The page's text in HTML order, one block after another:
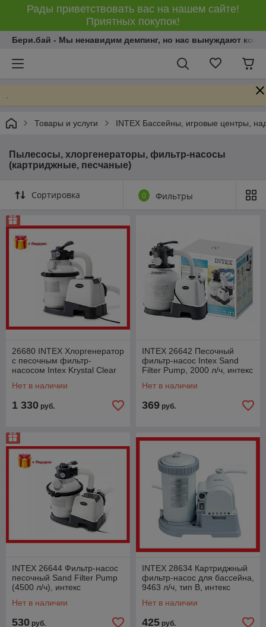
Рады приветствовать вас на нашем сайте!
Приятных покупок!
Бери.бай - Мы ненавидим демпинг, но нас вынуждают
Товары и услуги INTEX Бассейны, игровые центры,
Пылесосы, хлоргенераторы, фильтр-насосы
(картриджные, песчаные)
Сортировка 0 Фильтры
26680 INTEX Хлоргенератор
с песочным фильтр-
насосом Intex Krystal Clear
Нет в наличии
1 330 руб.
INTEX 26642 Песочный
фильтр-насос Intex Sand
Filter Pump, 2000 л/ч, интекс
Нет в наличии
369 руб.
INTEX 26644 Фильтр-насос
песочный Sand Filter Pump
(4500 л/ч), интекс
Нет в наличии
530 руб.
INTEX 28634 Картриджный
фильтр-насос для бассейна,
9463 л/ч, тип В, интекс
Нет в наличии
425 руб.